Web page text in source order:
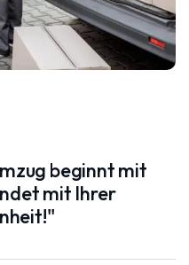
beginnt mit
mit Ihrer